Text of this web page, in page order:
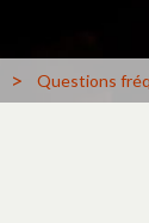
> Questions